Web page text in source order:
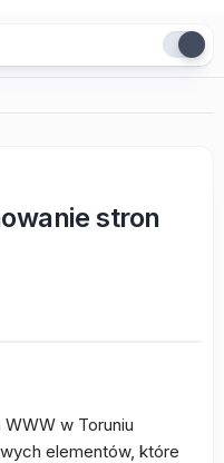
stron
w Toruniu
elementów, które